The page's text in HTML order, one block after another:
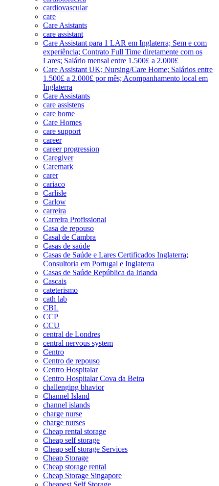
cardiovascular
care
Care Asistants
care assistant
Care Assistant para 1 LAR em Inglaterra; Sem e com
experiência; Contrato Full Time diretamente com os
Lares; Salário mensal entre 1.500£ a 2.000£
Care Assistant UK; Nursing/Care Home; Salários entre
1.500£ a 2.000£ por mês; Acompanhamento local em
Inglaterra
Care Assistants
care assistens
care home
Care Homes
care support
career
career progression
Caregiver
Caremark
carer
cariaco
Carlisle
Carlow
carreira
Carreira Profissional
Casa de repouso
Casal de Cambra
Casas de saúde
Casas de Saúde e Lares Certificados Inglaterra;
Consultoria em Portugal e Inglaterra
Casas de Saúde República da Irlanda
Cascais
cateterismo
cath lab
CBL
CCP
CCU
central de Londres
central nervous system
Centro
Centro de repouso
Centro Hospitalar
Centro Hospitalar Cova da Beira
challenging bhavior
Channel Island
channel islands
charge nurse
charge nurses
Cheap rental storage
Cheap self storage
Cheap self storage Services
Cheap Storage
Cheap storage rental
Cheap Storage Singapore
Cheapest Self Storage